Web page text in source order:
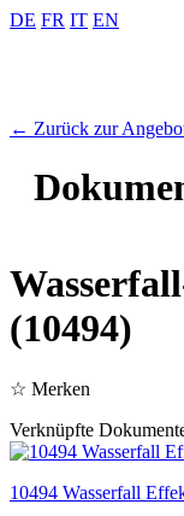
DE FR IT EN
← Zurück zur
(10494)
☆ Merken
Verknüpfte
10494 Wasserfall